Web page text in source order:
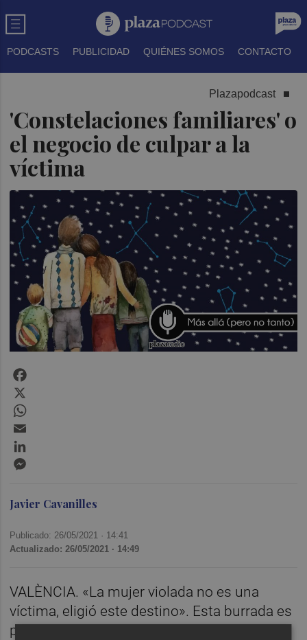
PODCASTS PUBLICIDAD QUIÉNES SOMOS CONTACTO
Plazapodcast
'Constelaciones familiares' o
el negocio de culpar a la
víctima
Javier Cavanilles
Publicado: 26/05/2021 · 14:41
Actualizado: 26/05/2021 · 14:49
VALÈNCIA. «La mujer violada no es una
víctima, eligió este destino». Esta burrada es
parte de las enseñanzas del alemán